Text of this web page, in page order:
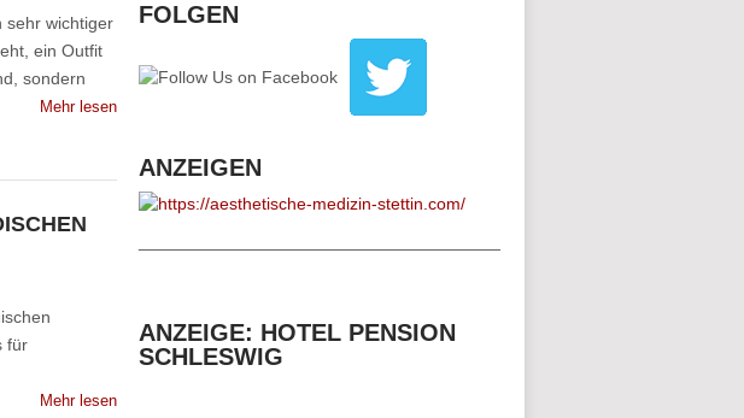
sehr wichtiger
ein Outfit
sondern
Mehr lesen
für
Mehr lesen
FOLGEN
ANZEIGEN
ANZEIGE: HOTEL PENSION
SCHLESWIG